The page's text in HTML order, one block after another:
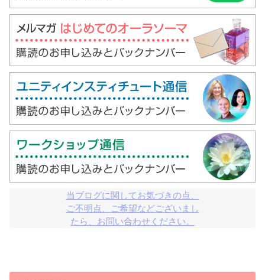
当ブログに関してお気づきの点、
ご不明点、ご希望などございまし
たら、お問い合わせください。